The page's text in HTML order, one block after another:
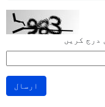
درج کریں
ارسال